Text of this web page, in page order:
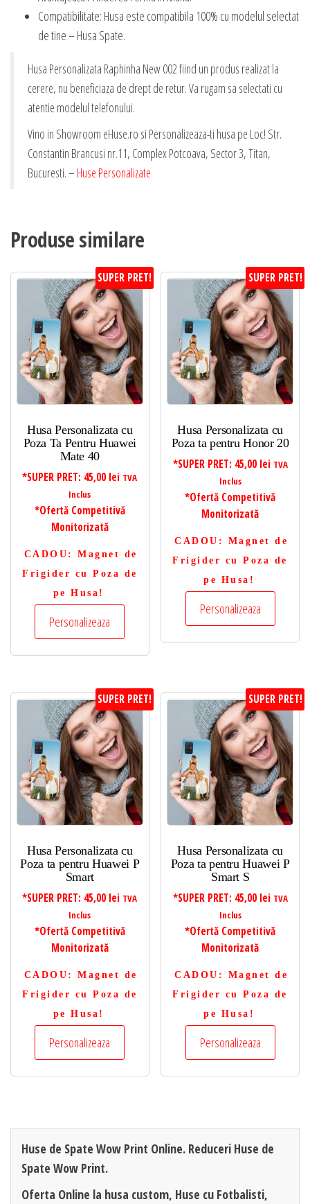
Compatibilitate: Husa este compatibila 100% cu modelul selectat
de tine – Husa Spate.
Husa Personalizata Raphinha New 002 fiind un produs realizat la
cerere, nu beneficiaza de drept de retur. Va rugam sa selectati cu
atentie modelul telefonului.
Vino in Showroom eHuse.ro si Personalizeaza-ti husa pe Loc! Str.
Constantin Brancusi nr.11, Complex Potcoava, Sector 3, Titan,
Bucuresti. – Huse Personalizate
Produse similare
SUPER PRET!
Husa Personalizata cu
Poza Ta Pentru Huawei
Mate 40
*SUPER PRET: 45,00 lei TVA
Inclus
*Ofertă Competitivă
Monitorizată
CADOU : Magnet de
Frigider cu Poza de
pe Husa!
Personalizeaza
SUPER PRET!
Husa Personalizata cu
Poza ta pentru Honor 20
*SUPER PRET: 45,00 lei TVA
Inclus
*Ofertă Competitivă
Monitorizată
CADOU : Magnet de
Frigider cu Poza de
pe Husa!
Personalizeaza
SUPER PRET!
Husa Personalizata cu
Poza ta pentru Huawei P
Smart
*SUPER PRET: 45,00 lei TVA
Inclus
*Ofertă Competitivă
Monitorizată
CADOU : Magnet de
Frigider cu Poza de
pe Husa!
Personalizeaza
SUPER PRET!
Husa Personalizata cu
Poza ta pentru Huawei P
Smart S
*SUPER PRET: 45,00 lei TVA
Inclus
*Ofertă Competitivă
Monitorizată
CADOU : Magnet de
Frigider cu Poza de
pe Husa!
Personalizeaza
Huse de Spate Wow Print Online. Reduceri Huse de
Spate Wow Print.
Oferta Online la husa custom, Huse cu Fotbalisti,